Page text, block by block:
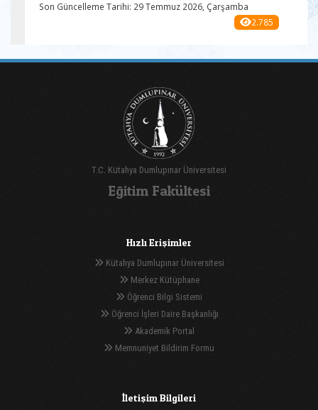
Son Güncelleme Tarihi: 29 Temmuz 2026, Çarşamba
2.785
T.C. Kütahya Dumlupınar Üniversitesi
Eğitim Fakültesi
Hızlı Erişimler
Kütahya Dumlupınar Üniversitesi
Merkez Kütüphane
Öğrenci Bilgi Sistemi
Öğrenci İşleri Daire Başkanlığı
Akademik Portal
Memnuniyet Bildirim Formu
İletişim Bilgileri